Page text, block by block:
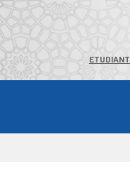
ETUDIANT